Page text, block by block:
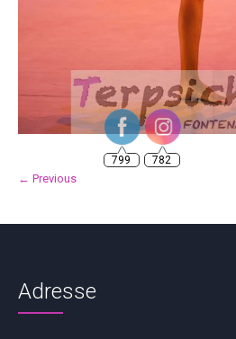
← Previous
Adresse
799 782